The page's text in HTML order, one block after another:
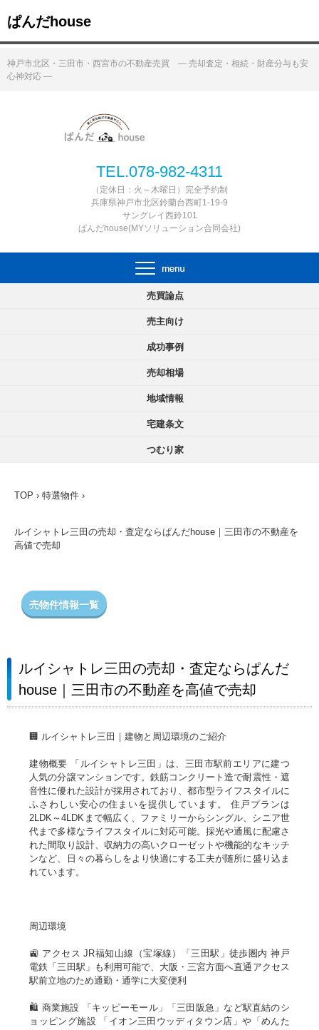
ぱんだhouse
神戸市北区・三田市・西宮市の不動産売買 ― 売却査定・相続・財産分与も安
心神対応 ―
TEL.078-982-4311
（定休日：火～木曜日）完全予約制
兵庫県神戸市北区鈴蘭台西町1-19-9
サングレイ西鈴101
ぱんだhouse(MYソリューション合同会社)
売買論点
売主向け
成功事例
売却相場
地域情報
宅建条文
つむり家
TOP › 特選物件 ›
ルイシャトレ三田の売却・査定ならぱんだhouse｜三田市の不動産を
高値で売却
売物件情報一覧
ルイシャトレ三田の売却・査定ならぱんだ
house｜三田市の不動産を高値で売却
🏢 ルイシャトレ三田｜建物と周辺環境のご紹介
建物概要 「ルイシャトレ三田」は、三田市駅前エリアに建つ
人気の分譲マンションです。鉄筋コンクリート造で耐震性・遮
音性に優れた設計が採用されており、都市型ライフスタイルに
ふさわしい安心の住まいを提供しています。 住戸プランは
2LDK～4LDKまで幅広く、ファミリーからシングル、シニア世
代まで多様なライフスタイルに対応可能。採光や通風に配慮さ
れた間取り設計、収納力の高いクローゼットや機能的なキッチ
ンなど、日々の暮らしをより快適にする工夫が随所に盛り込ま
れています。
周辺環境
🚉 アクセス JR福知山線（宝塚線）「三田駅」徒歩圏内 神戸
電鉄「三田駅」も利用可能で、大阪・三宮方面へ直通アクセス
駅前立地のため通勤・通学に大変便利
🛍 商業施設 「キッピーモール」「三田阪急」など駅直結のシ
ョッピング施設 「イオン三田ウッディタウン店」や「めんた